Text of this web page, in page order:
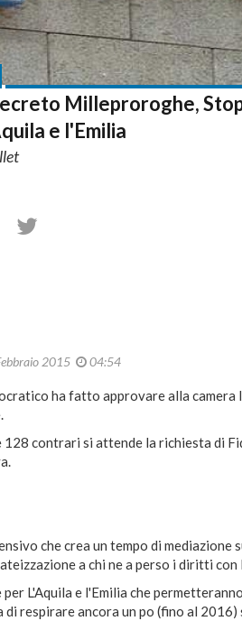
Milleproroghe,
e l'Emilia
2015 04:54
ha fatto approvare alla camera
contrari si attende la richiesta di
che crea un tempo di
a chi ne a perso i diritti
per L'Aquila e l'Emilia che
di respirare ancora un po (fino al